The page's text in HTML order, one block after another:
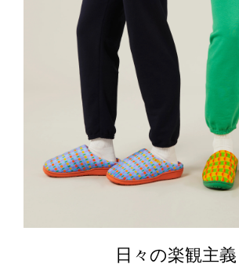
日々の楽観主義